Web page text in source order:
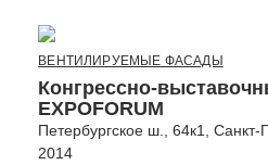
ВЕНТИЛИРУЕМЫЕ ФАСАДЫ
Конгрессно-
EXPOFORUM
Петербургское ш., 64к1, Санкт-
2014